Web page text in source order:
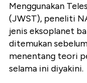
Menggunakan
(JWST), peneliti
jenis eksoplanet
ditemukan
menentang teori
selama ini diyakini.